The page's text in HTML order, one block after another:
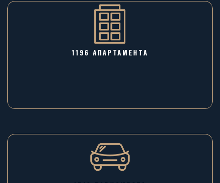
1196 AПАРТАМЕНТА